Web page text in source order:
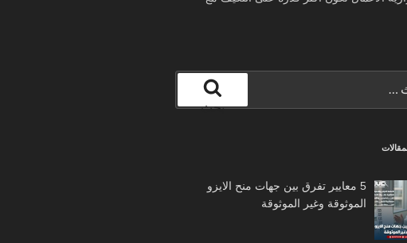
بحث
5 معايير تفرق بين جهات منح الايزو
الموثوقة وغير الموثوقة